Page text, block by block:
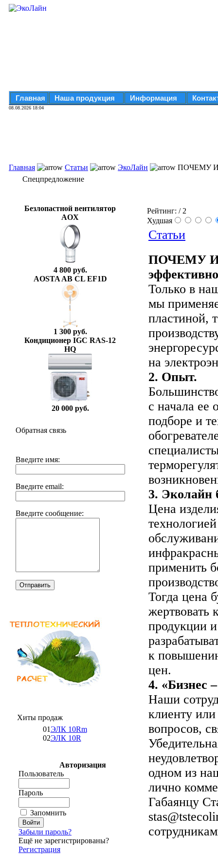
Главная Наша продукция Информация
08.08.2026 18:04
Главная Статьи ЭкоЛайн
ПОЧЕМУ
Спецпредложение
Безлопастной вентилятор
AOX
4 800 руб.
AOSTA AB CL EF1D
1 300 руб.
Кондиционер IGC RAS-12
HQ
20 000 руб.
Обратная связь
Введите имя:
Введите email:
Введите сообщение:
Отправить
Хиты продаж
01ЭЛК 10Rm
02ЭЛК 10R
Авторизация
Пользователь
Пароль
Запомнить
Забыли пароль?
Ещё не зарегистрированы?
Регистрация
Рейтинг: / 2
Худшая
Статьи
ПОЧЕМУ
Только в
мы
пластиной,
на
2. Опыт.
с начала
подборе и
3. Эколайн
Цена
применить
Тогда цена
жертвовать
продукции
к
цен.
4. «Бизнес
Наши
клиенту
вопросов,
одном из
лично
Габаянцу